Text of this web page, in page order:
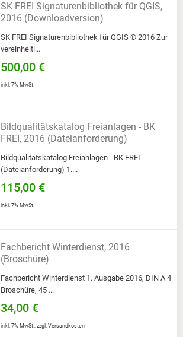
SK FREI Signaturenbibliothek für QGIS,
2016 (Downloadversion)
SK FREI Signaturenbibliothek für QGIS ® 2016 Zur
vereinheitl...
500,00 €
inkl. 7% MwSt.
Bildqualitätskatalog Freianlagen - BK
FREI, 2016 (Dateianforderung)
Bildqualitätskatalog Freianlagen - BK FREI
(Dateianforderung) 1....
115,00 €
inkl. 7% MwSt.
Fachbericht Winterdienst, 2016
(Broschüre)
Fachbericht Winterdienst 1. Ausgabe 2016, DIN A 4
Broschüre, 45 ...
34,00 €
inkl. 7% MwSt., zzgl. Versandkosten